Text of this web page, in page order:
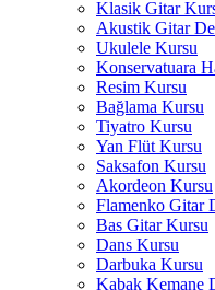
Klasik Gitar
Akustik Gitar
Ukulele Kursu
Konservatuara
Resim Kursu
Bağlama Kursu
Tiyatro Kursu
Yan Flüt Kursu
Saksafon Kursu
Akordeon Kursu
Flamenko Gitar
Bas Gitar Kursu
Dans Kursu
Darbuka Kursu
Kabak Kemane